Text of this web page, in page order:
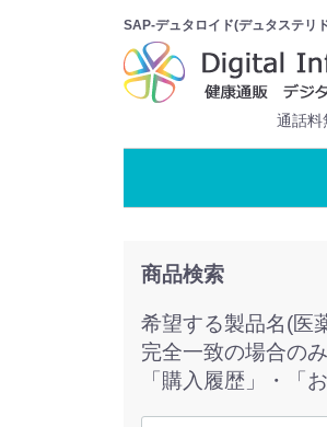
SAP-デュタロイド(デュタステリ
通話料
商品検索
希望する製品名(医
完全一致の場合の
「購入履歴」・「